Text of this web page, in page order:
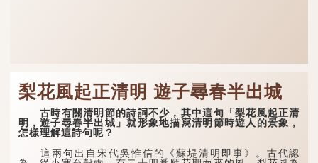
梨花風起正清明 遊子尋春半出城
古時有關清明節的詩詞不少，其中這句「梨花風起正清
明，遊子尋春半出城」就形象地描寫清明節時遊人的景象，
怎樣理解這詩句呢？
這兩句出自宋代吳惟信的《蘇堤清明即事》。古代認